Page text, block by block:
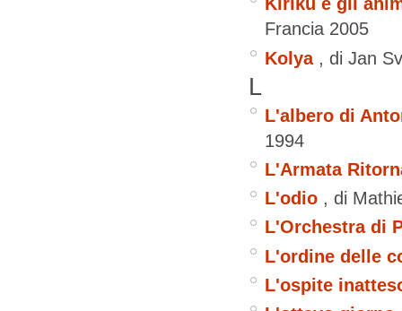
Francia 2005
Kolya , di Jan
L
L'albero di
1994
L'Armata
L'odio , di
L'Orchestra di
L'ordine delle
L'ospite